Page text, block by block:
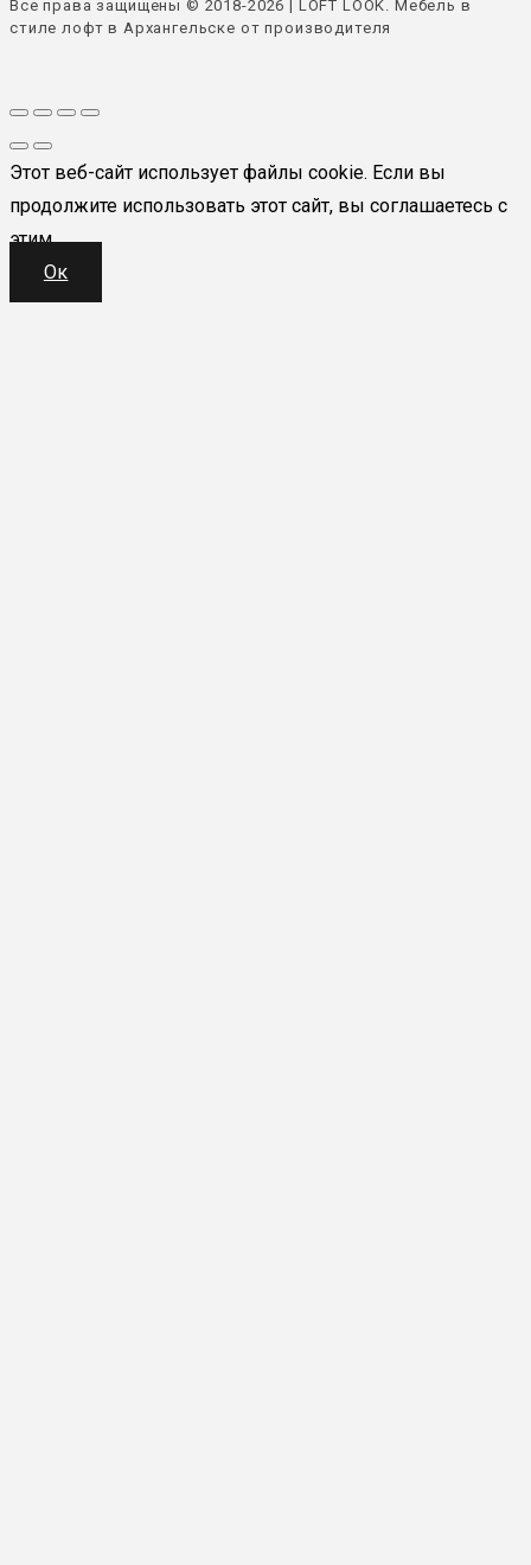
Все права защищены © 2018-2026 | LOFT LOOK. Мебель в
стиле лофт в Архангельске от производителя
Этот веб-сайт использует файлы cookie. Если вы
продолжите использовать этот сайт, вы соглашаетесь с
этим.
Ок